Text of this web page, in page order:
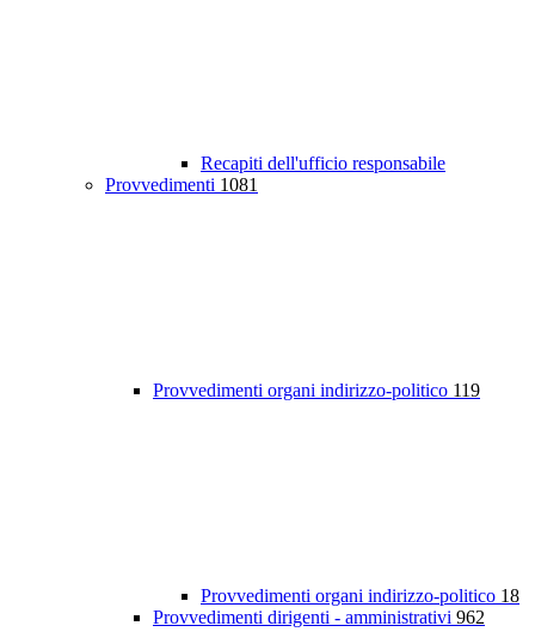
Recapiti dell'ufficio responsabile
Provvedimenti 1081
Provvedimenti organi indirizzo-politico 119
Provvedimenti organi indirizzo-politico 18
Provvedimenti dirigenti - amministrativi 962